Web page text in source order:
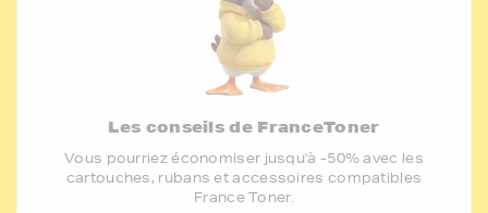
Les conseils de FranceToner
Vous pourriez économiser jusqu'à -50% avec les
cartouches, rubans et accessoires compatibles
France Toner.